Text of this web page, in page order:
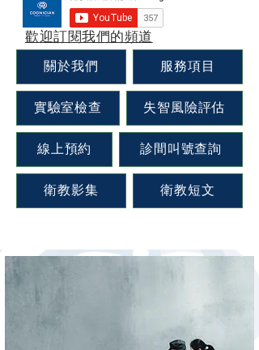
關於我們 服務項目
實驗室檢查 失智風險評估
線上預約 診間叫號查詢
衛教影集 衛教短文
​歡迎訂閱我們的頻道